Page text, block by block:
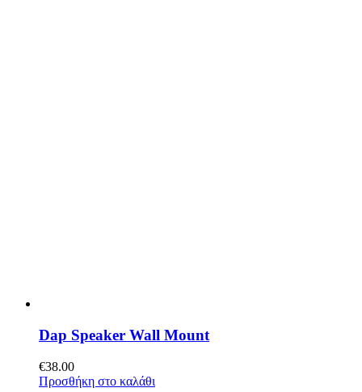
Dap Speaker Wall Mount
€38.00
Προσθήκη στο καλάθι